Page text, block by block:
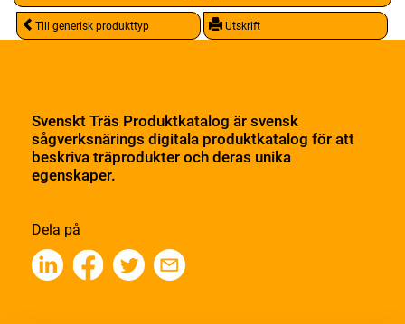
Till generisk produkttyp Utskrift
Svenskt Träs Produktkatalog är svensk
sågverksnärings digitala produktkatalog för att
beskriva träprodukter och deras unika
egenskaper.
Dela på